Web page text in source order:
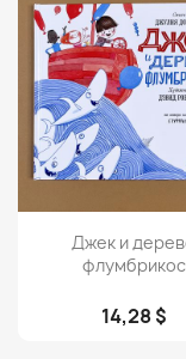

Джек и
флумбрикос
14,28 $